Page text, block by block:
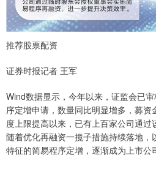
推荐股票配资
证券时报记者 王军
Wind数据显示，今年以来，证监会已
序定增申请，数量同比明显增多，募
度上限提高以来，已有上百家公司通过
随着优化再融资一揽子措施持续落地，
特征的简易程序定增，逐渐成为上市公